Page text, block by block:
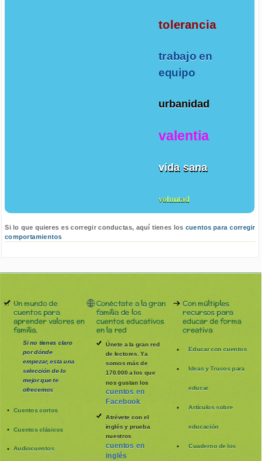
tolerancia
trabajo en
equipo
urbanidad
valentia
vida sana
voluntad
Si lo que quieres es corregir conductas, aquí tienes los cuentos para corregir
comportamientos
Un mundo de
cuentos para
aprender valores en
familia.
Si no tienes claro
por dónde
empezar, esta una
selección de lo
mejor que te
ofrecemos
Cuentos cortos
Cuentos clásicos
Audiocuentos
Conéctate a la gran
familia de los
cuentos educativos
en la red
Únete a la gran red
de lectores. Ya
somos más de
170.000 a los que
nos gustan los
cuentos en
Facebook
Atrévete con el
inglés y prueba
nuestros
cuentos en
inglés
Con múltiples
recursos para
educar de forma
creativa
Educar con cuentos
Ideas y Trucos para
educar
Artículos sobre
educación
Cuaderno de los